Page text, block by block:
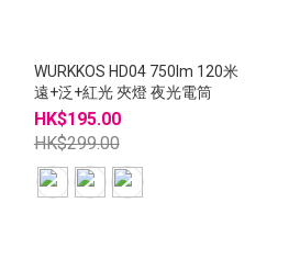
WURKKOS HD04 750lm 120米
遠+泛+紅光 夾燈 夜光電筒
HK$195.00
HK$299.00